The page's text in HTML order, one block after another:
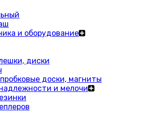
и оборудование
диски
доски, магниты
и мелочи